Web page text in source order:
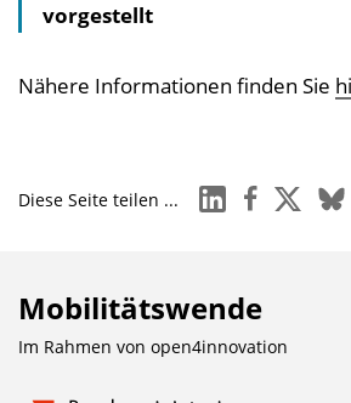
vorgestellt
Nähere Informationen finden Sie
Diese Seite teilen ... linkedinfacebook
x
Mobilitätswende
Im Rahmen von open4innovation